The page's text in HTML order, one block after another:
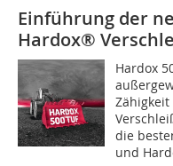
Einführung der
Hardox®
Hardox
die
und